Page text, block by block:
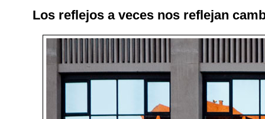
Los reflejos a veces nos reflejan